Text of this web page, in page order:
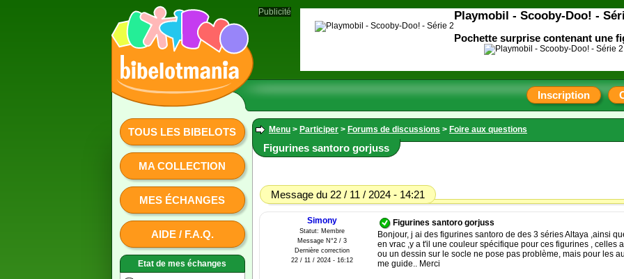
Inscription
TOUS LES BIBELOTS
MA COLLECTION
MES ÉCHANGES
AIDE / F.A.Q.
Etat de mes échanges
Menu > Participer > Forums de discussions > Foire aux questions
Figurines santoro gorjuss
Message du 22 / 11 / 2024 - 14:21
Simony
Statut: Membre
Message N°2 / 3
Dernière correction
22 / 11 / 2024 - 16:12
Figurines santoro gorjuss
Bonjour, j ai des figurines santoro de des 3 séries Altaya ,ainsi
en vrac ,y a t'il une couleur spécifique pour ces figurines , celles
ou un dessin sur le socle ne pose pas problème, mais pour les
me guide.. Merci
Publicité Playmobil - Scooby-Doo! -
Pochette surprise contenant une